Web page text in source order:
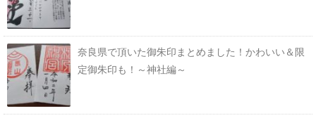
奈良県で頂いた御朱印まとめました！かわいい＆限
定御朱印も！～神社編～